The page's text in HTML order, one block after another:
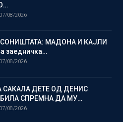
07/08/2026
МАДОНА И КАЈЛИ
заедничка…
07/08/2026
САКАЛА ДЕТЕ ОД ДЕНИС
СПРЕМНА ДА МУ…
07/08/2026